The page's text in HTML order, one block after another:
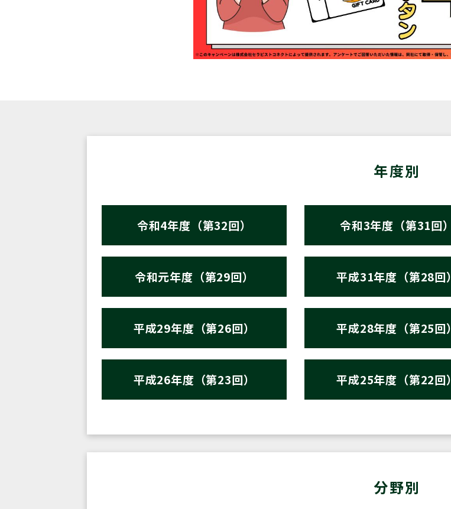
年度別
令和4年度（第32回） 令和3年度（第31回）
令和元年度（第29回） 平成31年度（第28回）
平成29年度（第26回） 平成28年度（第25回）
平成26年度（第23回） 平成25年度（第22回）
分野別